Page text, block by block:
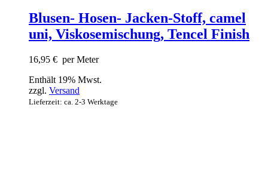
Blusen- Hosen- Jacken-Stoff, camel
uni, Viskosemischung, Tencel Finish
16,95 € per Meter
Enthält 19% Mwst.
zzgl. Versand
Lieferzeit: ca. 2-3 Werktage